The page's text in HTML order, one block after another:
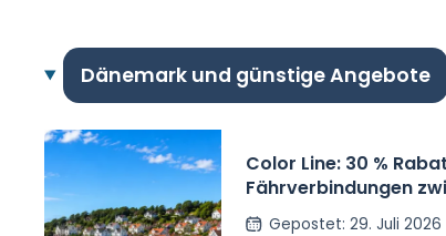
Dänemark und günstige Angebote
Color Line: 30 %
Fährverbindungen
und Kristiansand
Gepostet: 29. Juli 2026